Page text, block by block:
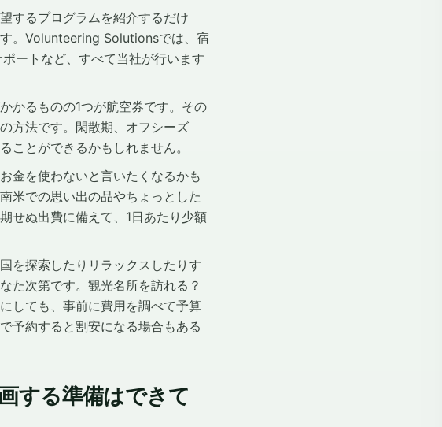
するプログラムを紹介するだけ
。Volunteering Solutionsでは、宿
ートなど、すべて当社が行います
かるものの1つが航空券です。その
方法です。閑散期、オフシーズ
ことができるかもしれません。
金を使わないと言いたくなるかも
米での思い出の品やちょっとした
せぬ出費に備えて、1日あたり少額
を探索したりリラックスしたりす
た次第です。観光名所を訪れる？
しても、事前に費用を調べて予算
予約すると割安になる場合もある
する準備はできて